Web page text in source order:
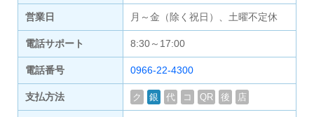
営業日 月～金（除く祝日）、土曜不定休
電話サポート 8:30～17:00
電話番号 0966-22-4300
支払方法 ク 銀 代 コ QR 後 店